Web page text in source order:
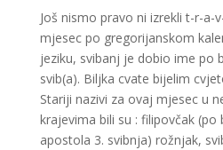
Još nismo pravo ni izrekli t-r-a-
mjesec po gregorijanskom
jeziku, svibanj je dobio ime po
svib(a). Biljka cvate bijelim
Stariji nazivi za ovaj mjesec u
krajevima bili su : filipovčak (po
apostola 3. svibnja) rožnjak,